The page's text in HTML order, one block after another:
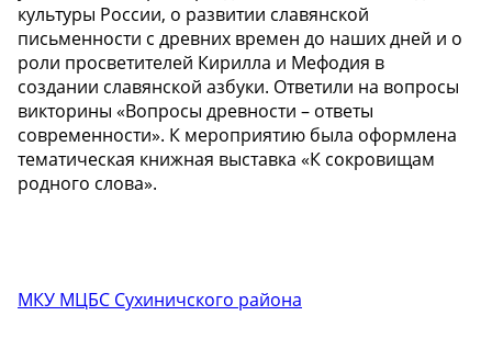
культуры России, о развитии славянской
письменности с древних времен до наших дней и о
роли просветителей Кирилла и Мефодия в
создании славянской азбуки. Ответили на вопросы
викторины «Вопросы древности – ответы
современности». К мероприятию была оформлена
тематическая книжная выставка «К сокровищам
родного слова».
МКУ МЦБС Сухиничского района